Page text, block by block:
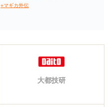
⭐︎マギカ外伝
大都技研